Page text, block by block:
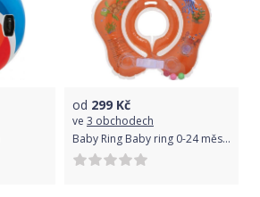
od 299 Kč
ve 3 obchodech
Baby Ring Baby ring 0-24 měs. oranžová